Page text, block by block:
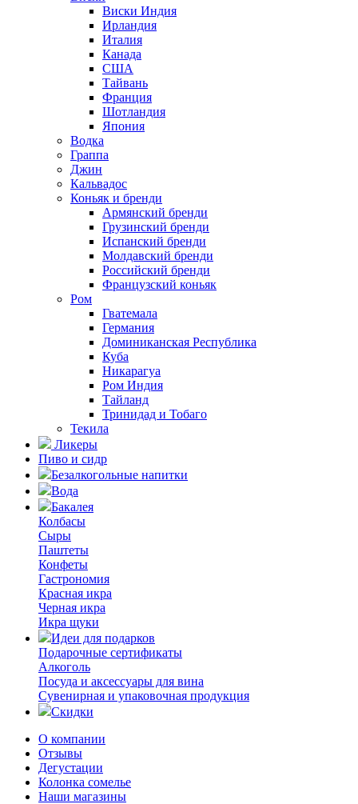
Виски Индия
Ирландия
Италия
Канада
США
Тайвань
Франция
Шотландия
Япония
Водка
Граппа
Джин
Кальвадос
Коньяк и бренди
Армянский бренди
Грузинский бренди
Испанский бренди
Молдавский бренди
Российский бренди
Французский коньяк
Ром
Гватемала
Германия
Доминиканская Республика
Куба
Никарагуа
Ром Индия
Тайланд
Тринидад и Тобаго
Текила
Ликеры
Пиво и сидр
Безалкогольные напитки
Вода
Бакалея
Колбасы
Сыры
Паштеты
Конфеты
Гастрономия
Красная икра
Черная икра
Икра щуки
Идеи для подарков
Подарочные сертификаты
Алкоголь
Посуда и аксессуары для вина
Сувенирная и упаковочная продукция
Скидки
О компании
Отзывы
Дегустации
Колонка сомелье
Наши магазины